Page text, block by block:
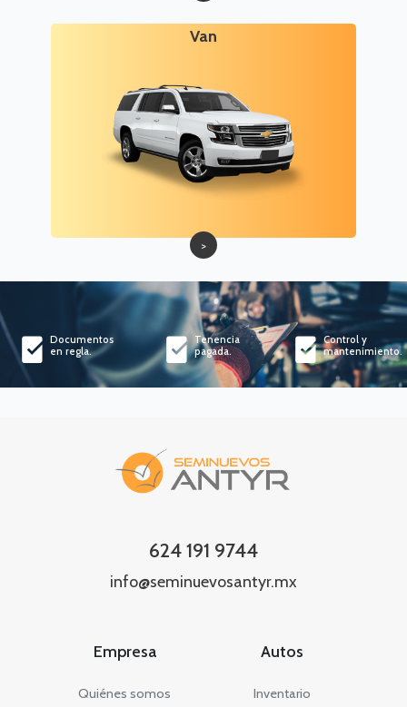
Van
>
Documentos
en regla.
Tenencia
pagada.
Control y
mantenimiento.
624 191 9744
info@seminuevosantyr.mx
Empresa
Quiénes somos
Autos
Inventario